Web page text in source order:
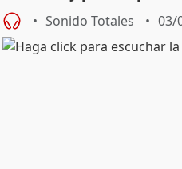
Sonido Totales 03/